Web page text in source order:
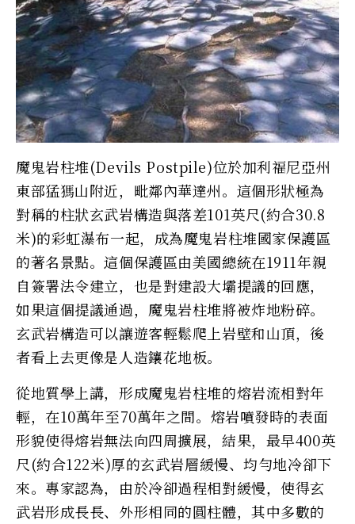
魔鬼岩柱堆(Devils Postpile)位於加利福尼亞州
東部猛獁山附近，毗鄰內華達州。這個形狀極為
對稱的柱狀玄武岩構造與落差101英尺(約合30.8
米)的彩虹瀑布一起，成為魔鬼岩柱堆國家保護區
的著名景點。這個保護區由美國總統在1911年親
自簽署法令建立，也是對建設大壩提議的回應，
如果這個提議通過，魔鬼岩柱堆將被炸地粉碎。
玄武岩構造可以讓遊客輕鬆爬上岩壁和山頂，後
者看上去更像是人造鑲花地板。
從地質學上講，形成魔鬼岩柱堆的熔岩流相對年
輕，在10萬年至70萬年之間。熔岩噴發時的表面
形貌使得熔岩無法向四周擴展，結果，最早400英
尺(約合122米)厚的玄武岩層緩慢、均勻地冷卻下
來。專家認為，由於冷卻過程相對緩慢，使得玄
武岩形成長長、外形相同的圓柱體，其中多數的